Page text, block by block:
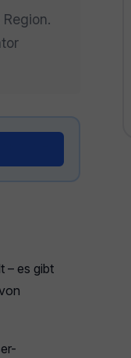
– es gibt